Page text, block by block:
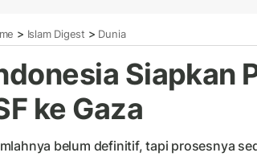
> Islam Digest > Dunia
Siapkan
ke Gaza
belum definitif, tapi prosesnya